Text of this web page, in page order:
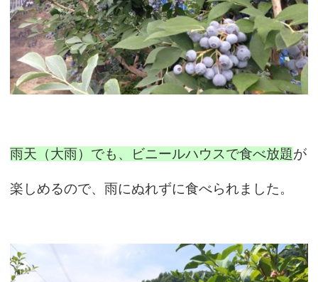
雨天（大雨）でも、ビニールハウスで食べ放題が
楽しめるので、雨にぬれずに食べられました。